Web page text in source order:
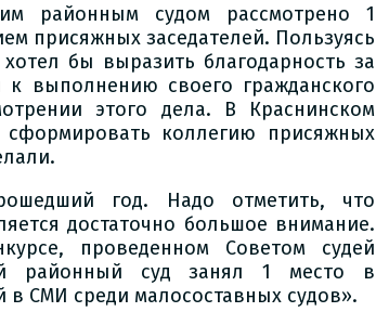
районным судом рассмотрено 1
присяжных заседателей. Пользуясь
бы выразить благодарность за
выполнению своего гражданского
этого дела. В Краснинском
коллегию присяжных
год. Надо отметить, что
достаточно большое внимание.
проведенном Советом судей
районный суд занял 1 место в
СМИ среди малосоставных судов».